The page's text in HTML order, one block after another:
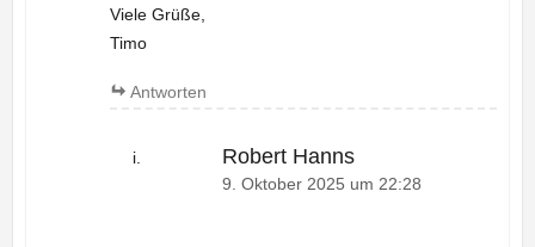
Viele Grüße,
Timo
Antworten
Robert Hanns
9. Oktober 2025 um 22:28